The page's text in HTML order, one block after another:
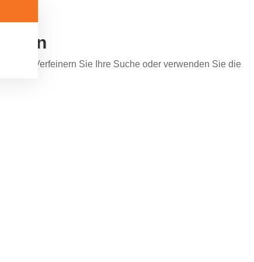
Verfeinern Sie Ihre Suche oder verwenden Sie die